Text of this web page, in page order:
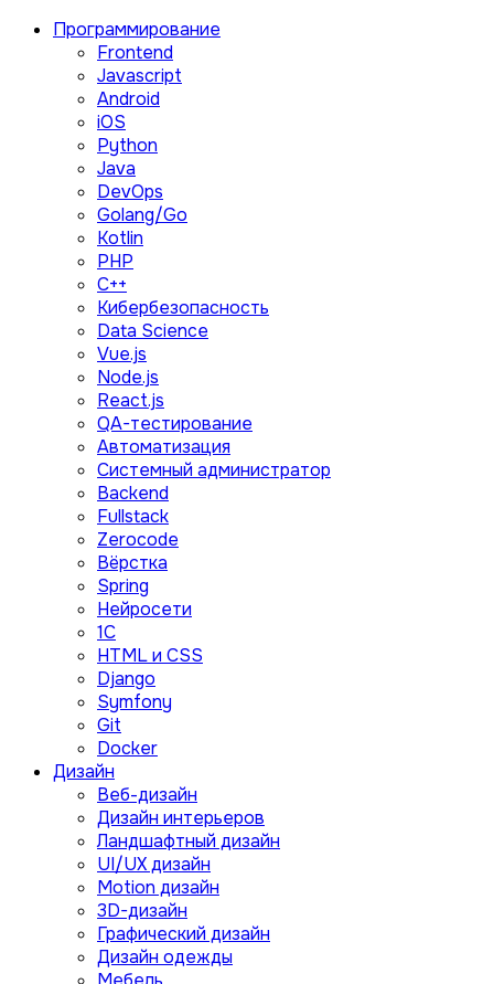
Программирование
Frontend
Javascript
Android
iOS
Python
Java
DevOps
Golang/Go
Kotlin
PHP
C++
Кибербезопасность
Data Science
Vue.js
Node.js
React.js
QA-тестирование
Автоматизация
Системный администратор
Backend
Fullstack
Zerocode
Вёрстка
Spring
Нейросети
1C
HTML и CSS
Django
Symfony
Git
Docker
Дизайн
Веб-дизайн
Дизайн интерьеров
Ландшафтный дизайн
UI/UX дизайн
Motion дизайн
3D-дизайн
Графический дизайн
Дизайн одежды